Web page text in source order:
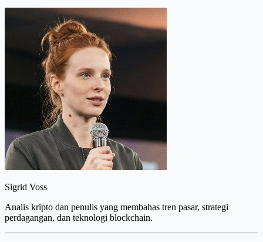
Sigrid Voss
Analis kripto dan penulis yang membahas tren pasar, strategi
perdagangan, dan teknologi blockchain.